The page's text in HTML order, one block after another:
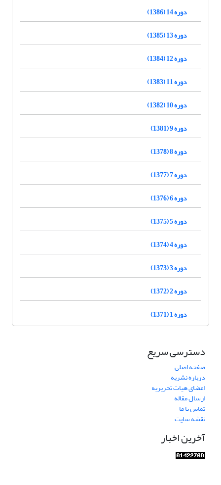
دوره 14 (1386)
دوره 13 (1385)
دوره 12 (1384)
دوره 11 (1383)
دوره 10 (1382)
دوره 9 (1381)
دوره 8 (1378)
دوره 7 (1377)
دوره 6 (1376)
دوره 5 (1375)
دوره 4 (1374)
دوره 3 (1373)
دوره 2 (1372)
دوره 1 (1371)
دسترسی سریع
صفحه اصلی
درباره نشریه
اعضای هیات تحریریه
ارسال مقاله
تماس با ما
نقشه سایت
آخرین اخبار